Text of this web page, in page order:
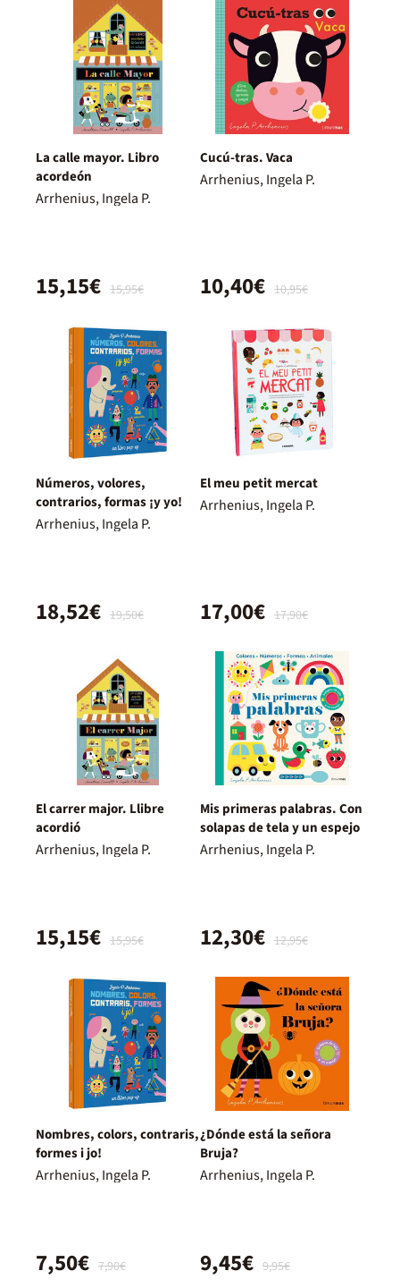
La calle mayor. Libro
acordeón
Arrhenius, Ingela P.
15,95€
15,15€
Cucú-tras. Vaca
Arrhenius, Ingela P.
10,95€
10,40€
Números, volores,
contrarios, formas ¡y yo!
Arrhenius, Ingela P.
19,50€
18,52€
El meu petit mercat
Arrhenius, Ingela P.
17,90€
17,00€
El carrer major. Llibre
acordió
Arrhenius, Ingela P.
15,95€
15,15€
Mis primeras palabras. Con
solapas de tela y un espejo
Arrhenius, Ingela P.
12,95€
12,30€
Nombres, colors, contraris,
formes i jo!
Arrhenius, Ingela P.
7,90€
7,50€
¿Dónde está la señora
Bruja?
Arrhenius, Ingela P.
9,95€
9,45€